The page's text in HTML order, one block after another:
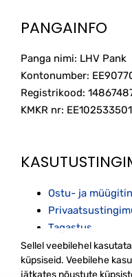
PANGAINFO
Panga nimi: LHV Pank
Kontonumber:
Registrikood:
KMKR nr: EE102533501
Ostu- ja
Tagastus
Sellel veebilehel
küpsiseid. Veebilehe
jätkates nõustute